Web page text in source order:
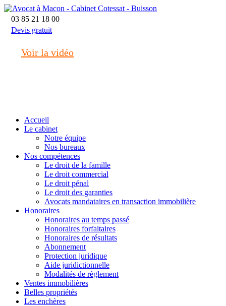
03 85 21 18 00
Devis gratuit
Voir la vidéo
Accueil
Le cabinet
Notre équipe
Nos bureaux
Nos compétences
Le droit de la famille
Le droit commercial
Le droit pénal
Le droit des garanties
Avocats mandataires en transaction immobilière
Honoraires
Honoraires au temps passé
Honoraires forfaitaires
Honoraires de résultats
Abonnement
Protection juridique
Aide juridictionnelle
Modalités de règlement
Ventes immobilières
Belles propriétés
Les enchères